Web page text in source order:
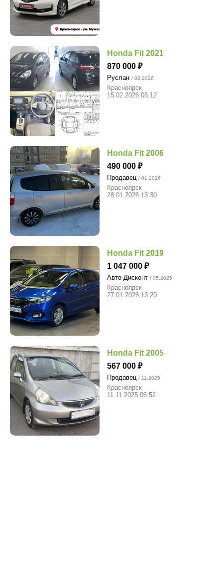
Honda Fit 2021
870 000
Руслан / 02.2026
Красноярск
15.02.2026 06:12
Honda Fit 2006
490 000
Продавец / 01.2026
Красноярск
28.01.2026 13:30
Honda Fit 2019
1 047 000
Авто-Дисконт / 05.2025
Красноярск
27.01.2026 13:20
Honda Fit 2005
567 000
Продавец / 11.2025
Красноярск
11.11.2025 06:52